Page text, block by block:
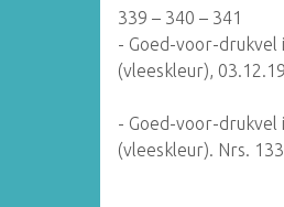
339 – 340 – 341
- Goed-voor-drukvel
(vleeskleur),
- Goed-voor-drukvel
(vleeskleur). Nrs.